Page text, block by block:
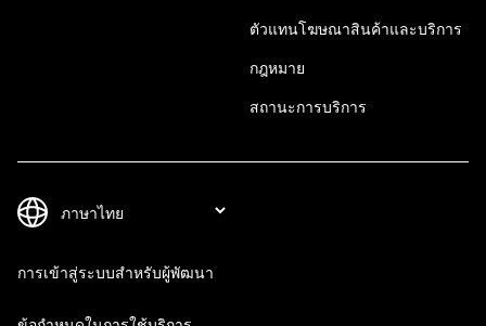
ตัวแทนโฆษณาสินค้าและบริการ
กฎหมาย
สถานะการบริการ
การเข้าสู่ระบบสำหรับผู้พัฒนา